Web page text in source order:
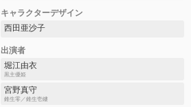
キャラクターデザイン
西田亜沙子
出演者
堀江由衣
黒主優姫
宮野真守
錐生零／錐生壱縷